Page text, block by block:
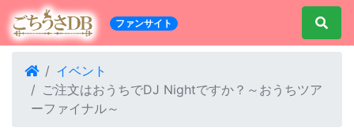
ファンサイト
イベント
ご注文はおうちでDJ Nightですか？～おうちツア
ーファイナル～